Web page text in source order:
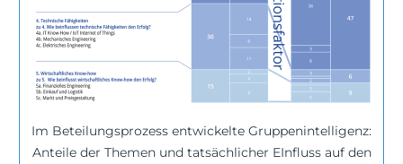
Im Beteilungsprozess entwickelte Gruppenintelligenz:
Anteile der Themen und tatsächlicher EInfluss auf den